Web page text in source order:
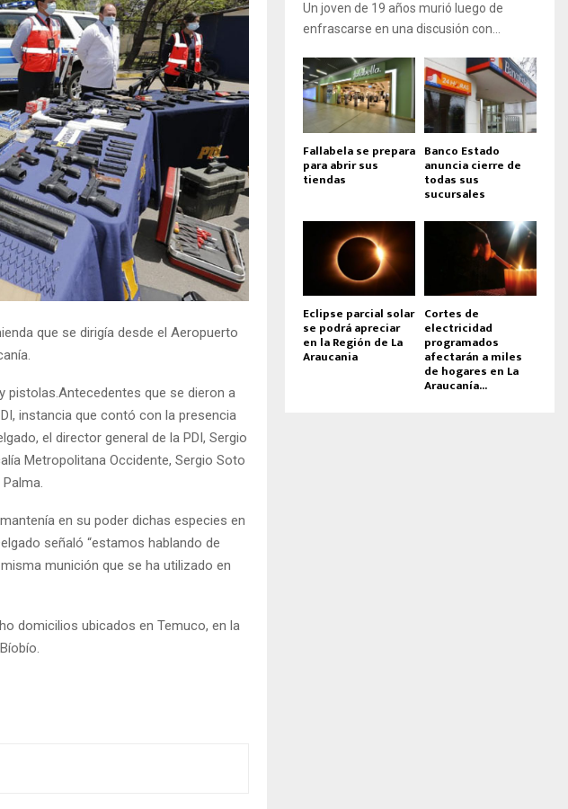
que se dirigía desde el Aeropuerto
pistolas.Antecedentes que se dieron a
instancia que contó con la presencia
el director general de la PDI, Sergio
Metropolitana Occidente, Sergio Soto
en su poder dichas especies en
señaló “estamos hablando de
munición que se ha utilizado en
domicilios ubicados en Temuco, en la
Un joven de 19 años murió luego de
enfrascarse en una discusión con...
Fallabela se prepara
para abrir sus
tiendas
Banco Estado
anuncia cierre de
todas sus
sucursales
Eclipse parcial solar
se podrá apreciar
en la Región de La
Araucania
Cortes de
electricidad
programados
afectarán a miles
de hogares en La
Araucanía...